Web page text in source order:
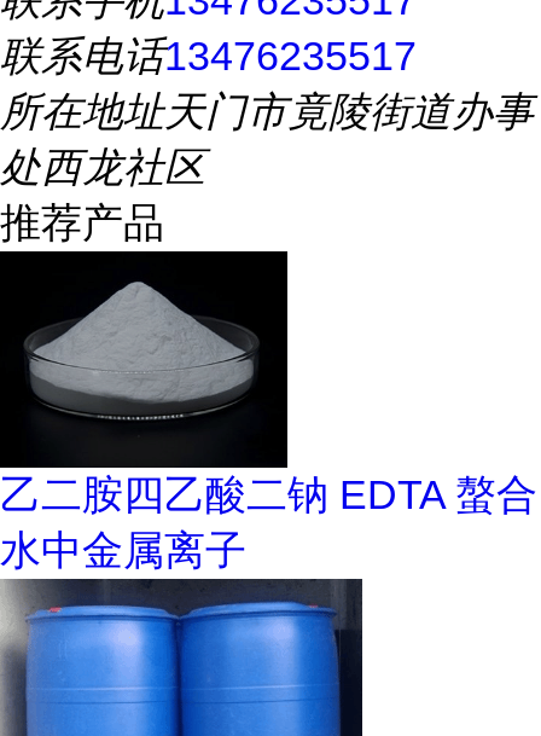
联系电话13476235517
所在地址天门市竟陵街道办事
处西龙社区
推荐产品
乙二胺四乙酸二钠 EDTA 螯合
水中金属离子